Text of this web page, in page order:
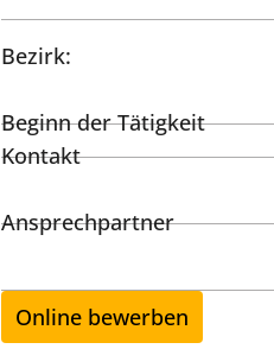
Bezirk:
Beginn der Tätigkeit
Kontakt
Ansprechpartner
Online bewerben